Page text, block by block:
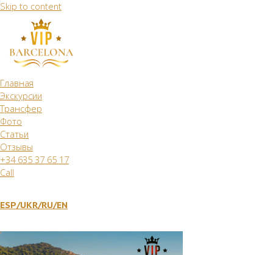
Skip to content
Главная
Экскурсии
Трансфер
Фото
Статьи
Отзывы
+34 635 37 65 17
Call
ESP/UKR/RU/EN